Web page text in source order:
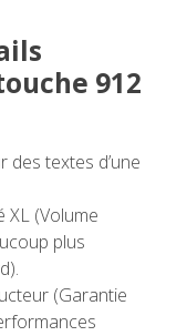
912
textes d’une
XL (Volume
plus
(Garantie